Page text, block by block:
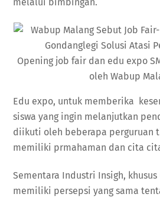
Opening job fair dan edu expo
oleh Wabup
Edu expo, untuk memberika
siswa yang ingin melanjutkan
diikuti oleh beberapa perguruan
memiliki prmahaman dan cita
Sementara Industri Insigh,
memiliki persepsi yang sama